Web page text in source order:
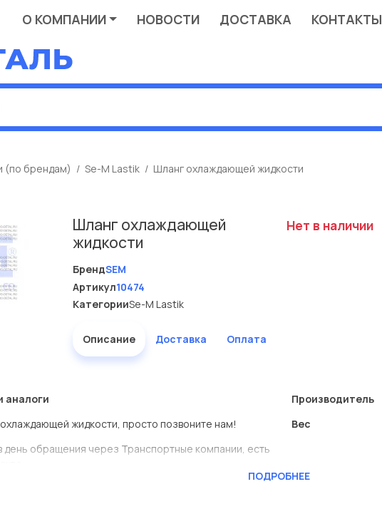
О КОМПАНИИ НОВОСТИ ДОСТАВКА КОНТАКТЫ
(по брендам) Se-M Lastik Шланг охлаждающей жидкости
Шланг охлаждающей
жидкости
БрендSEM
Артикул10474
КатегорииSe-M Lastik
Нет в наличии
Описание Доставка Оплата
аналоги
жидкости, просто позвоните нам!
день обращения через Транспортные компании, есть
Производитель
Вес
ПОДРОБНЕЕ